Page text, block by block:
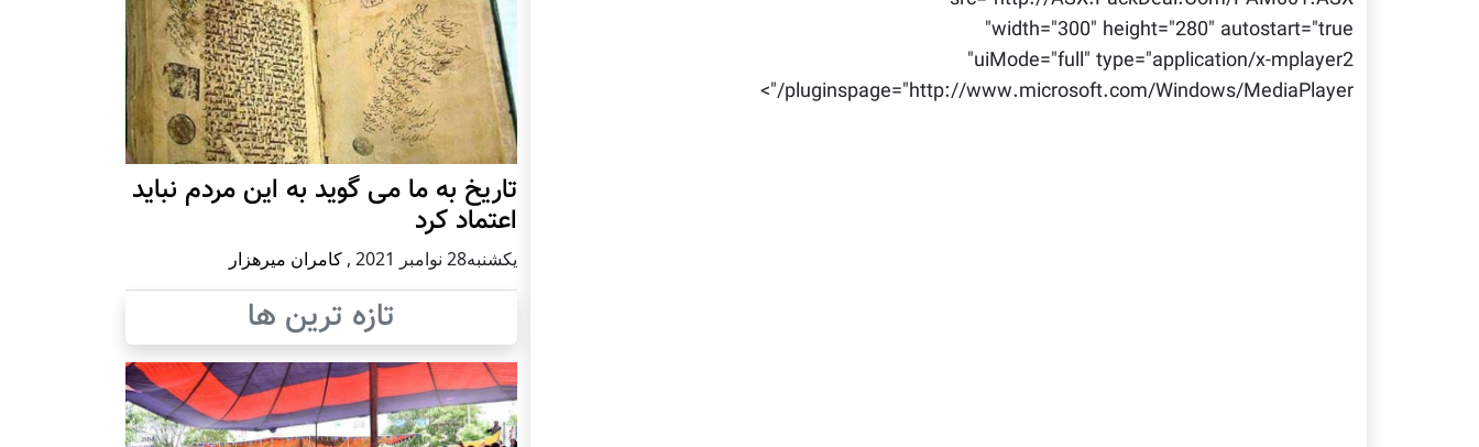
width="300" height="280" autostart="true"
uiMode="full" type="application/x-mplayer2"
pluginspage="http://www.microsoft.com/Windows/MediaPlayer/">
تاریخ به ما می گوید به این مردم نباید
اعتماد کرد
يكشنبه28 نوامبر 2021 , کامران میرهزار
تازه ترین ها